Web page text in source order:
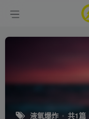
液氧爆炸 共1篇